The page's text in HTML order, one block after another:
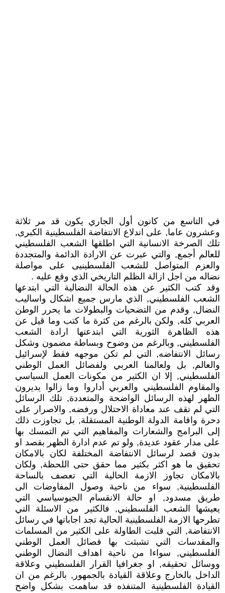
في التاسع من كانون أول الجاري يكون قد مر ثلاثة
وعشرون عاما, على اندلاع الانتفاضة الفلسطينية الكبرى,
تلك الصرخة الانسانية التي اطلقها الشعب الفلسطيني
للعالم أجمع, والتي عبرت عن الارادة الدائمة والمتجددة
والعزم المتواصل للشعب الفلسطينيى على مواصلة
نضاله من اجل ازالة الظلم التاريخي الذي وقع عليه .
وقد كتب الكثير عن هذه الحالة النضالية التي ابتدعها
الشعب الفلسطيني, الذي مارس جميع اشكال واساليب
النضال, وقدم من التضحيات والبطولات ما يحرر الوطن
العربي كله, ولكن بالرغم من كثرة ما كتب وما قيل عن
هذه الظاهرة الثورية التي ابتدعتها ارادة الشعب
الفلسطيني, وبالرغم من وضوح وبساطة مضمون وشكل
رسائل الانتفاضه, التي لم تكن موجهه فقط لإسرائيل
والعالم, بل ولعالمنا العربي ولفصائل العمل الوطني
الفلسطيني, إلا ان الكثير من مكونات العمل السياسي
والمقاوم الفلسطيني والعربي أداروا وما زالوا يديرون
الظهر لهذه الرسائل الواضحة والمتعددة, تلك الرسائل
التي لم تقف عند معاداة الاحتلال ورفضه, والاصرار على
دحرة واقامة الدولة الوطنية المستقلة, بل تجاوزت ذلك
إلى البرامج والشعارات والمفاهيم التي تم التمسك بها
على مدار عقود عديدة, ولو تم عدم ادارة الظهر بقصد او
بدون قصد لرسائل الانتفاضة المختلفة لكان بالامكان
تحقيق ما هو اكثر بكثير مما حقق حتى اللحظة, ولكان
بالامكان تجاوز الازمة الحالية التي تعصف بالساحة
الفلسطينية, سواء من ناحية وصول المفاوضات الى
طريق مسدود, او حالة الانقسام الجيوسياسي التي
يعيشها الشعب الفلسطيني, فالكثير من الاسئلة التي
تطرحها الازمة الفلسطينية الحالية تجد اجاباتها في رسائل
الانتفاضة, التي قلبت الطاولة على الكثير من المسلمات
والمقدسات التي تشبثت بها فصائل العمل الوطني
الفلسطيني, سواءا من ناحية اهداف النضال الوطني
ووسائل تحقيقه, او جغرافيا القرار الفلسطيني وعلاقة
الداخل بالخارج وعلاقة القيادة بالجمهور, بالرغم من ان
القيادة الفلسطينية المتنفذه قد ساهمت بشكل واضح